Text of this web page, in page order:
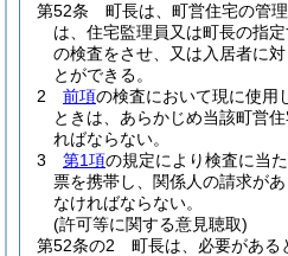
第52条
町長は、町営住宅の管
は、住宅監理員又は町長の指
の検査をさせ、又は入居者に
とができる。
2
前項の検査において現に使用
ときは、あらかじめ当該町営
ればならない。
3
第1項の規定により検査に当
票を携帯し、関係人の請求が
なければならない。
(許可等に関する意見聴取)
第52条の2
町長は、必要がある